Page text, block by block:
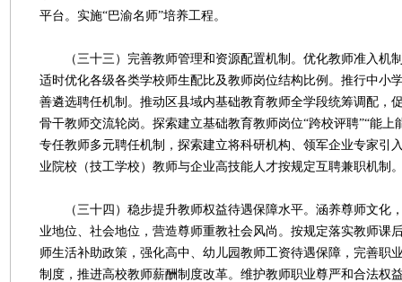
平台。实施“巴渝名师”培养工程。
（三十三）完善教师管理和资源配置机制。优化教师准入机
适时优化各级各类学校师生配比及教师岗位结构比例。推行中小
善遴选聘任机制。推动区县域内基础教育教师全学段统筹调配，
骨干教师交流轮岗。探索建立基础教育教师岗位“跨校评聘”“能上
专任教师多元聘任机制，探索建立将科研机构、领军企业专家引
业院校（技工学校）教师与企业高技能人才按规定互聘兼职机制
（三十四）稳步提升教师权益待遇保障水平。涵养尊师文化
业地位、社会地位，营造尊师重教社会风尚。按规定落实教师课
师生活补助政策，强化高中、幼儿园教师工资待遇保障，完善职
制度，推进高校教师薪酬制度改革。维护教师职业尊严和合法权